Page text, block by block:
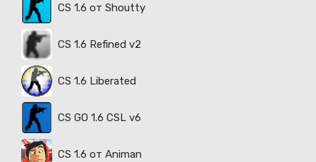
CS 1.6 от Shoutty
CS 1.6 Refined v2
CS 1.6 Liberated
CS GO 1.6 CSL v6
CS 1.6 от Animan